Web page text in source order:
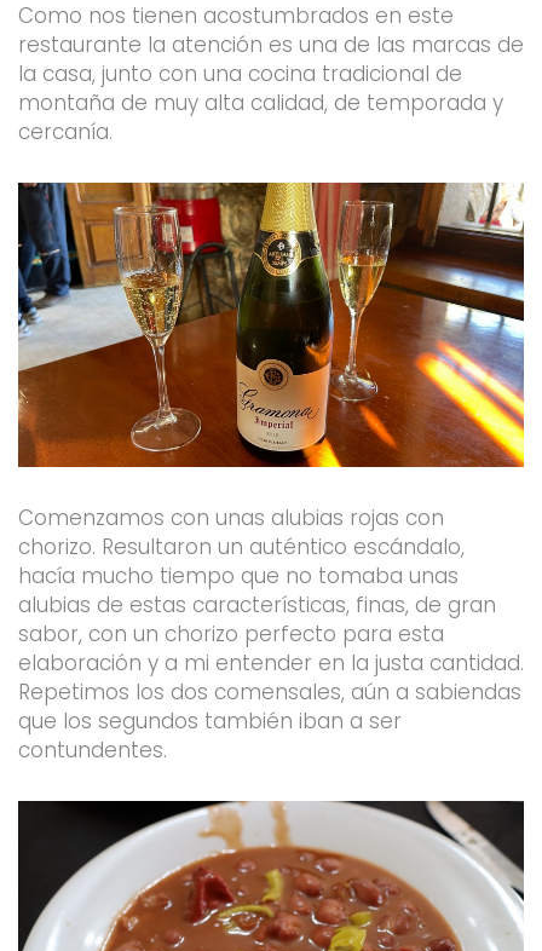
Como nos tienen acostumbrados en este
restaurante la atención es una de las marcas de
la casa, junto con una cocina tradicional de
montaña de muy alta calidad, de temporada y
cercanía.
Comenzamos con unas alubias rojas con
chorizo. Resultaron un auténtico escándalo,
hacía mucho tiempo que no tomaba unas
alubias de estas características, finas, de gran
sabor, con un chorizo perfecto para esta
elaboración y a mi entender en la justa cantidad.
Repetimos los dos comensales, aún a sabiendas
que los segundos también iban a ser
contundentes.